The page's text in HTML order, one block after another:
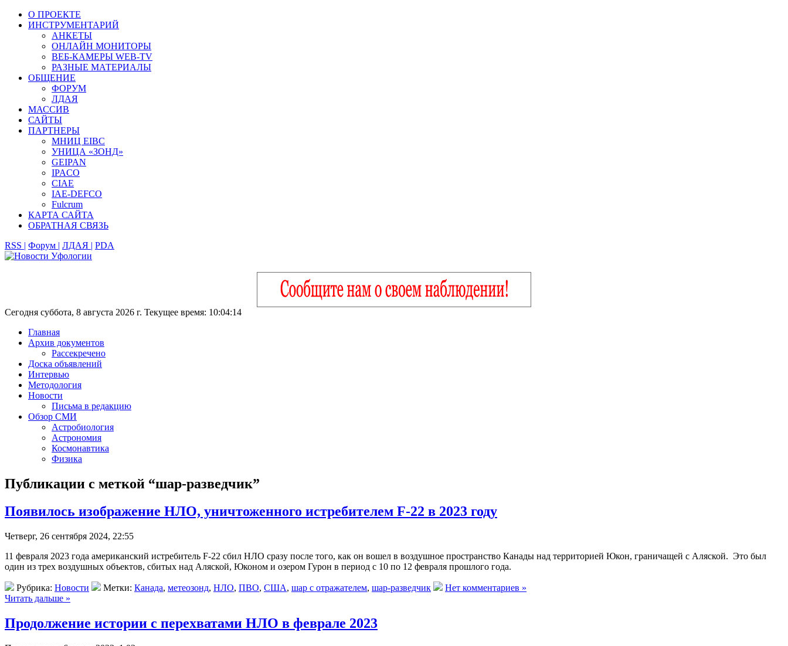
О ПРОЕКТЕ
ИНСТРУМЕНТАРИЙ
АНКЕТЫ
ОНЛАЙН МОНИТОРЫ
ВЕБ-КАМЕРЫ WEB-TV
РАЗНЫЕ МАТЕРИАЛЫ
ОБЩЕНИЕ
ФОРУМ
ЛДАЯ
МАССИВ
САЙТЫ
ПАРТНЕРЫ
МНИЦ EIBC
УНИЦА «ЗОНД»
GEIPAN
IPACO
CIAE
IAE-DEFCO
Fulcrum
КАРТА САЙТА
ОБРАТНАЯ СВЯЗЬ
RSS | Форум | ЛДАЯ | PDA
Сегодня суббота, 8 августа 2026 г. Текущее время: 10:04:15
Главная
Архив документов
Рассекречено
Доска объявлений
Интервью
Методология
Новости
Письма в редакцию
Обзор СМИ
Астробиология
Астрономия
Космонавтика
Физика
Публикации с меткой “шар-разведчик”
Появилось изображение НЛО, уничтоженного истребителем F-22 в 2023 году
Четверг, 26 сентября 2024, 22:55
11 февраля 2023 года американский истребитель F-22 сбил НЛО сразу после того, как он вошел в воздушное пространство Канады над территорией Юкон, граничащей с Аляской. Это был
один из трех воздушных объектов, сбитых над Аляской, Юконом и озером Гурон в период с 10 по 12 февраля прошлого года.
Рубрика: Новости Метки: Канада, метеозонд, НЛО, ПВО, США, шар с отражателем, шар-разведчик
Нет комментариев »
Читать дальше »
Продолжение истории с перехватами НЛО в феврале 2023